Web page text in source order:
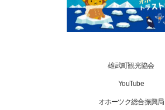
雄武町観光協会
YouTube
オホーツク総合振興局